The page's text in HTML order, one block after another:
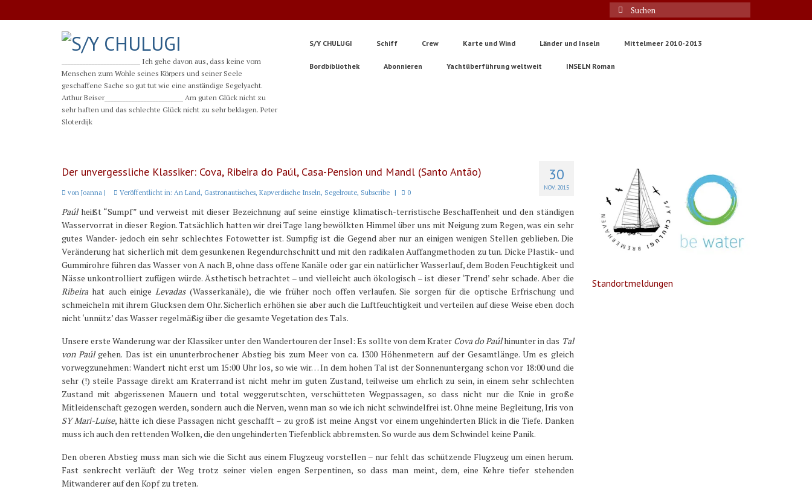
Suche
nach:
__________________________ Ich gehe davon aus, dass keine vom
Menschen zum Wohle seines Körpers und seiner Seele
geschaffene Sache so gut tut wie eine anständige Segelyacht.
Arthur Beiser__________________________ Am guten Glück nicht zu
sehr haften und das schlechte Glück nicht zu sehr beklagen. Peter
Sloterdijk
S/Y CHULUGI Schiff Crew Karte und Wind Länder und Inseln Mittelmeer 2010-2013
Bordbibliothek Abonnieren Yachtüberführung weltweit INSELN Roman
30
NOV. 2015
Der unvergessliche Klassiker: Cova, Ribeira do Paúl, Casa-Pension und Mandl (Santo Antão)
von Joanna | Veröffentlicht in: An Land, Gastronautisches, Kapverdische Inseln, Segelroute, Subscribe | 0
Paúlheißt “Sumpf” und verweist mit dieser Bezeichnung auf seine einstige klimatisch-terristische Beschaffenheit und den ständigen
Wasservorrat in dieser Region. Tatsächlich hatten wir drei Tage lang bewölkten Himmel über uns mit Neigung zum Regen, was ein sehr
gutes Wander- jedoch ein sehr schlechtes Fotowetter ist. Sumpfig ist die Gegend aber nur an einigen wenigen Stellen geblieben. Die
Veränderung hat sicherlich mit dem gesunkenen Regendurchschnitt und mit den radikalen Auffangmethoden zu tun. Dicke Plastik- und
Gummirohre führen das Wasser von A nach B, ohne dass offene Kanäle oder gar ein natürlicher Wasserlauf, dem Boden Feuchtigkeit und
Nässe unkontrolliert zufügen würde. Ästhetisch betrachtet – und vielleicht auch ökologisch – ist dieser ‘Trend’ sehr schade. Aber die
Ribeirahat auch einigeLevadas(Wasserkanäle), die wie früher noch offen verlaufen. Sie sorgen für die optische Erfrischung und
schmeicheln mit ihrem Glucksen dem Ohr. Sicherlich erhöhen sie aber auch die Luftfeuchtigkeit und verteilen auf diese Weise eben doch
nicht ‘unnütz’ das Wasser regelmäßig über die gesamte Vegetation des Tals.
Unsere erste Wanderung war der Klassiker unter den Wandertouren der Insel: Es sollte von dem Krater Cova do Paúlhinunter in das Tal
von Paúlgehen. Das ist ein ununterbrochener Abstieg bis zum Meer von ca. 1300 Höhenmetern auf der Gesamtlänge. Um es gleich
vorwegzunehmen: Wandert nicht erst um 15:00 Uhr los, so wie wir… In dem hohen Tal ist der Sonnenuntergang schon vor 18:00 und die
sehr (!) steile Passage direkt am Kraterrand ist nicht mehr im guten Zustand, teilweise um ehrlich zu sein, in einem sehr schlechten
Zustand mit abgerissenen Mauern und total weggerutschten, verschütteten Wegpassagen, so dass nicht nur die Knie in große
Mitleidenschaft gezogen werden, sondern auch die Nerven, wenn man so wie ich nicht schwindelfrei ist. Ohne meine Begleitung, Iris von
SY Mari-Luise, hätte ich diese Passagen nicht geschafft – zu groß ist meine Angst vor einem ungehinderten Blick in die Tiefe. Danken
muss ich auch den rettenden Wolken, die den ungehinderten Tiefenblick abbremsten. So wurde aus dem Schwindel keine Panik.
Den oberen Abstieg muss man sich wie die Sicht aus einem Flugzeug vorstellen – nur fehlt das schützende Flugzeug um einen herum.
Fast senkrecht verläuft der Weg trotz seiner vielen engen Serpentinen, so dass man meint, dem, eine Kehre tiefer stehenden
Mitwanderer auf den Kopf zu treten.
Standortmeldungen